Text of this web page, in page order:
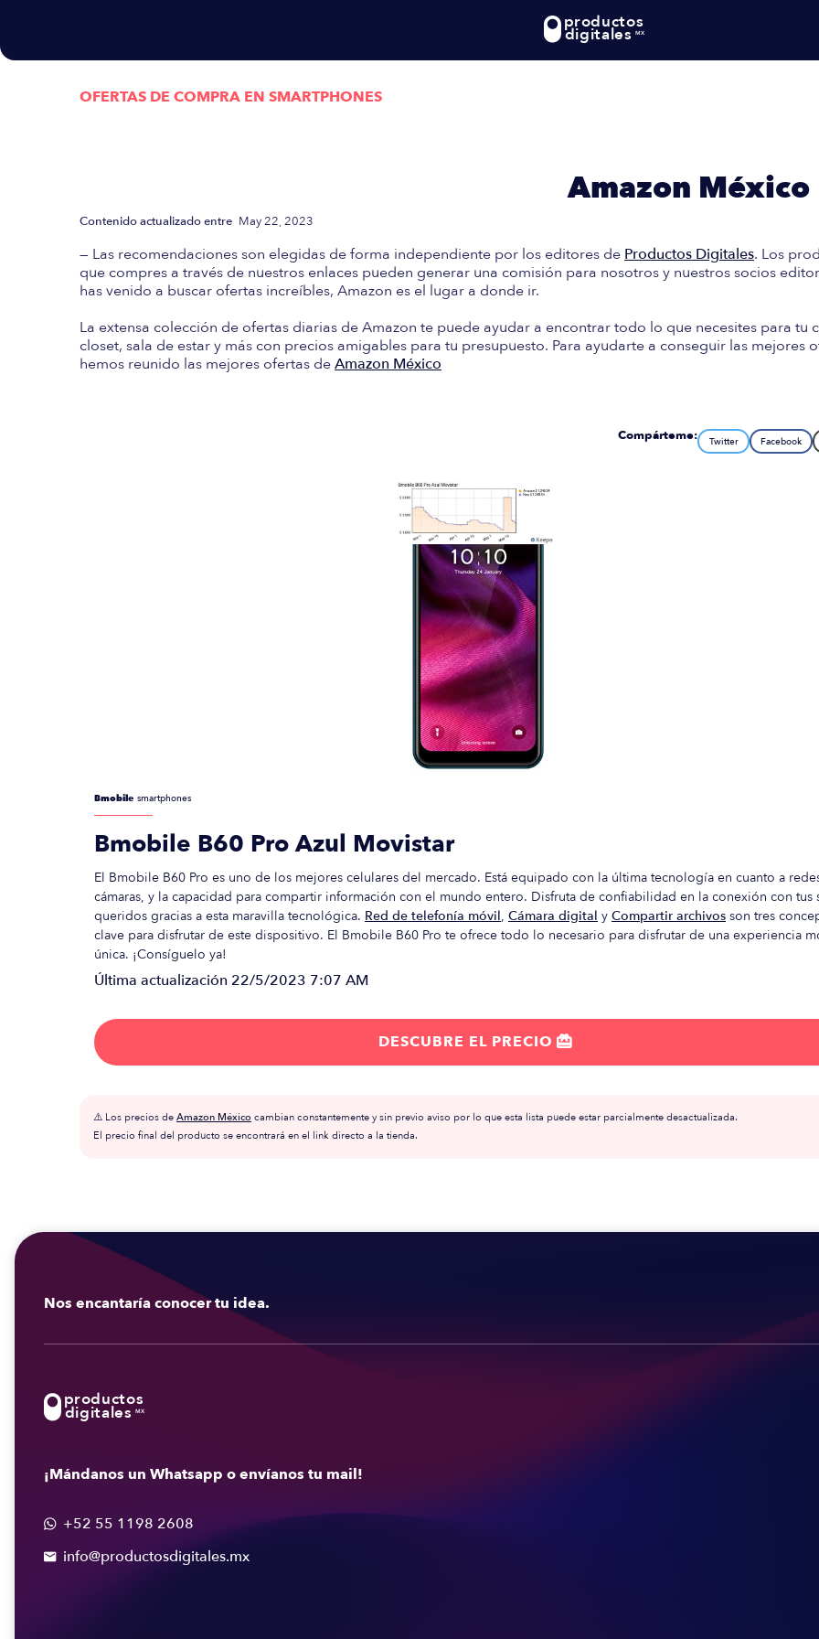
productos
digitales MX
OFERTAS DE COMPRA EN SMARTPHONES
las mejores Ofertas de Compra enAmazon México
Contenido actualizado entre May 22, 2023
— Las recomendaciones son elegidas de forma independiente por los editores de Productos Digitales. Los
que compres a través de nuestros enlaces pueden generar una comisión para nosotros y nuestros socios
has venido a buscar ofertas increíbles, Amazon es el lugar a donde ir.
La extensa colección de ofertas diarias de Amazon te puede ayudar a encontrar todo lo que necesites para tu
closet, sala de estar y más con precios amigables para tu presupuesto. Para ayudarte a conseguir las mejores
hemos reunido las mejores ofertas deAmazon México
Compárteme: Twitter Facebook
Bmobile smartphones
Bmobile B60 Pro Azul Movistar
El Bmobile B60 Pro es uno de los mejores celulares del mercado. Está equipado con la última tecnología en cuanto a
cámaras, y la capacidad para compartir información con el mundo entero. Disfruta de confiabilidad en la conexión con tus
queridos gracias a esta maravilla tecnológica. Red de telefonía móvil, Cámara digital y Compartir archivos son tres
clave para disfrutar de este dispositivo. El Bmobile B60 Pro te ofrece todo lo necesario para disfrutar de una experiencia
única. ¡Consíguelo ya!
Última actualización 22/5/2023 7:07 AM
DESCUBRE EL PRECIO 
⚠️ Los precios de Amazon México cambian constantemente y sin previo aviso por lo que esta lista puede estar parcialmente desactualizada.
El precio final del producto se encontrará en el link directo a la tienda.
Nos encantaría conocer tu idea.
productos
digitales MX
¡Mándanos un Whatsapp o envíanos tu mail!
 +52 55 1198 2608
 info@productosdigitales.mx